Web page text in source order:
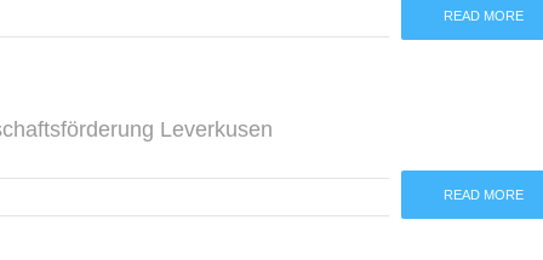
READ MORE
Leverkusen
READ MORE